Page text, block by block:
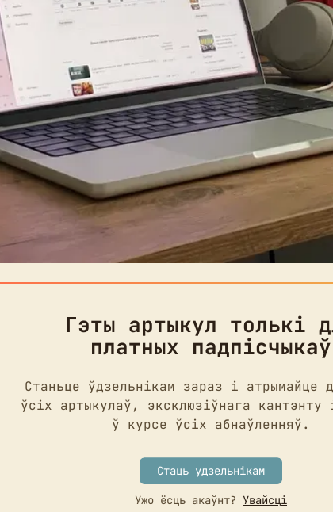
Гэты артыкул толькі
платных падпісчыкаў
Станьце ўдзельнікам зараз і атрымайце
ўсіх артыкулаў, эксклюзіўнага кантэнту
ў курсе ўсіх абнаўленняў.
Стаць удзельнікам
Ужо ёсць акаўнт? Увайсці